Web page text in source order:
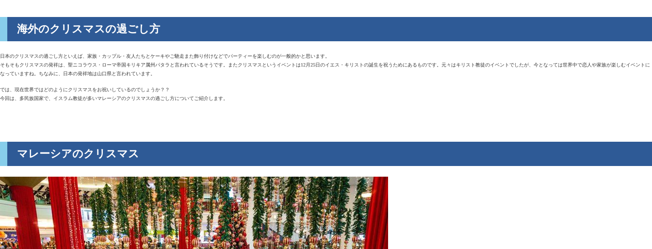
海外のクリスマスの過ごし方
日本のクリスマスの過ごし方といえば、家族・カップル・友人たちとケーキやご馳走また飾り付けなどでパーティーを楽しむのが一般的かと思います。
そもそもクリスマスの発祥は、聖ニコラウス・ローマ帝国キリキア属州パタラと言われているそうです。またクリスマスというイベントは12月25日のイエス・キリストの誕生を祝うためにあるものです。元々はキリスト教徒のイベントでしたが、今となっては世界中で恋人や家族が楽しむイベントに
なっていますね。ちなみに、日本の発祥地は山口県と言われています。
では、現在世界ではどのようにクリスマスをお祝いしているのでしょうか？？
今回は、多民族国家で、イスラム教徒が多いマレーシアのクリスマスの過ごし方についてご紹介します。
マレーシアのクリスマス